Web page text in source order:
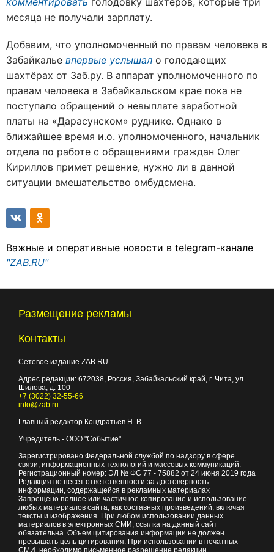
месяца не получали зарплату.
Добавим, что уполномоченный по правам человека в
Забайкалье впервые услышал о голодающих
шахтёрах от Заб.ру. В аппарат уполномоченного по
правам человека в Забайкальском крае пока не
поступало обращений о невыплате заработной
платы на «Дарасунском» руднике. Однако в
ближайшее время и.о. уполномоченного, начальник
отдела по работе с обращениями граждан Олег
Кириллов примет решение, нужно ли в данной
ситуации вмешательство омбудсмена.
Важные и оперативные новости в telegram-канале
"ZAB.RU"
Размещение рекламы
Контакты
Сетевое издание ZAB.RU
Адрес редакции: 672038, Россия, Забайкальский край, г. Чита, ул.
Шилова, д. 100
+7 (3022) 32-55-66
info@zab.ru
Главный редактор Кондратьев Н. В.
Учредитель - ООО "Событие"
Зарегистрировано Федеральной службой по надзору в сфере
связи, информационных технологий и массовых коммуникаций.
Регистрационный номер: ЭЛ № ФС 77 - 75882 от 24 июня 2019 года
Редакция не несет ответственности за достоверность
информации, содержащейся в рекламных материалах
Запрещено полное или частичное копирование и использование
любых материалов сайта, как составных произведений, включая
тексты и изображения. При любом использовании данных
материалов в электронных СМИ, ссылка на данный сайт
обязательна. Объем цитирования информации не должен
превышать цель цитирования. При использовании в печатных
СМИ, необходимо письменное разрешение редакции.